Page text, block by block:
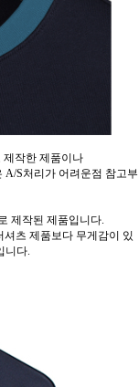
제작한 제품이나
A/S처리가 어려운점 참고부
제작된 제품입니다.
츠 제품보다 무게감이 있
니다.